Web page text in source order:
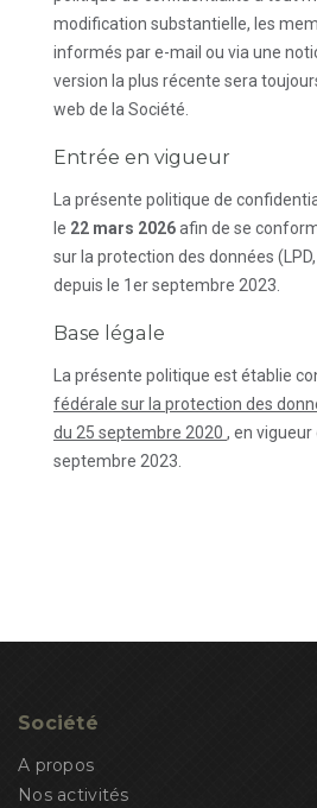
modification substantielle, les
informés par e-mail ou via une
version la plus récente sera
web de la Société.
Entrée en vigueur
La présente politique de
le 22 mars 2026afin de se
sur la protection des données
depuis le 1er septembre 2023.
Base légale
La présente politique est établie
fédérale sur la protection des
du 25 septembre 2020 , en
septembre 2023.
Société
A propos
Nos activités